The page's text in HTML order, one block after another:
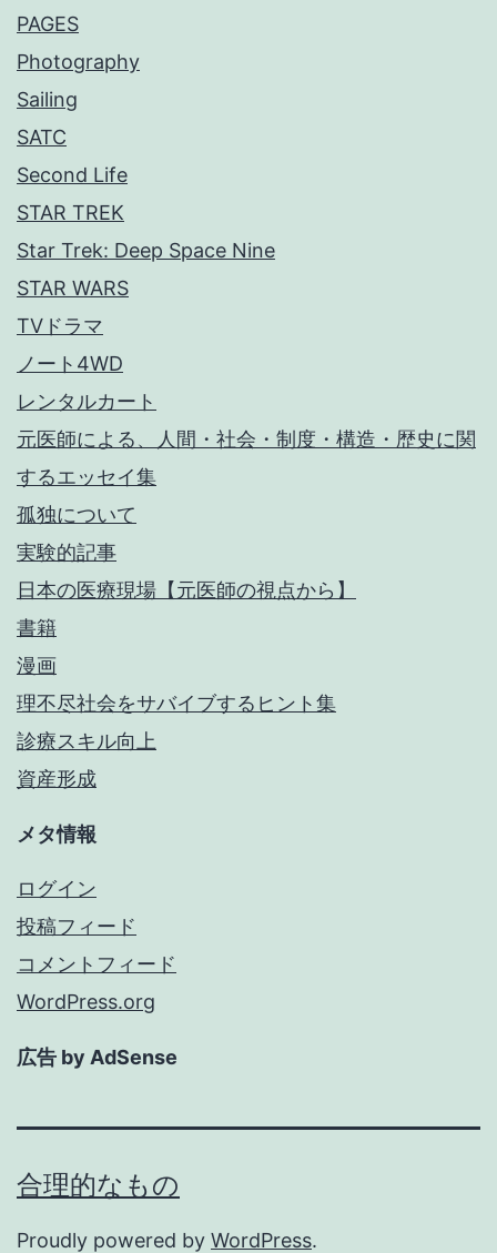
PAGES
Photography
Sailing
SATC
Second Life
STAR TREK
Star Trek: Deep Space Nine
STAR WARS
TVドラマ
ノート4WD
レンタルカート
元医師による、人間・社会・制度・構造・歴史に関
するエッセイ集
孤独について
実験的記事
日本の医療現場【元医師の視点から】
書籍
漫画
理不尽社会をサバイブするヒント集
診療スキル向上
資産形成
メタ情報
ログイン
投稿フィード
コメントフィード
WordPress.org
広告 by AdSense
合理的なもの
Proudly powered by WordPress.